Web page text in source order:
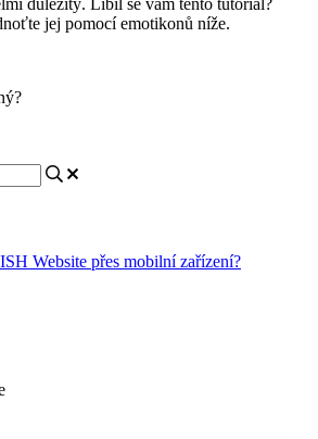
důležitý. Líbil se vám tento tutoriál?
jej pomocí emotikonů níže.
Website přes mobilní zařízení?